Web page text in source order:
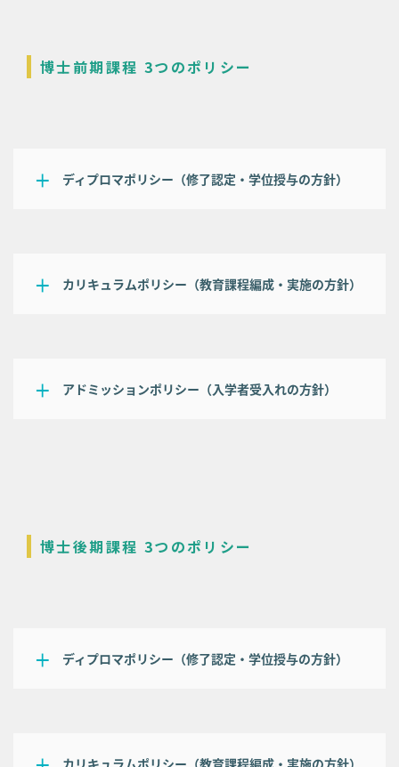
博士前期課程 3つのポリシー
ディプロマポリシー（修了認定・学位授与の方針）
カリキュラムポリシー（教育課程編成・実施の方針）
アドミッションポリシー（入学者受入れの方針）
博士後期課程 3つのポリシー
ディプロマポリシー（修了認定・学位授与の方針）
カリキュラムポリシー（教育課程編成・実施の方針）